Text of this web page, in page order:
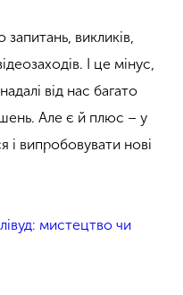
викликів,
І це мінус,
від нас багато
Але є й плюс – у
і випробовувати нові
мистецтво чи